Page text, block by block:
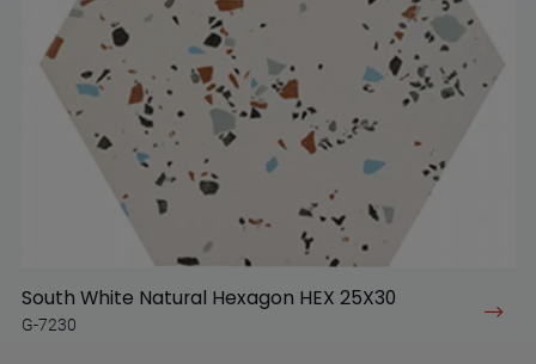
South White Natural Hexagon HEX 25X30
G-7230